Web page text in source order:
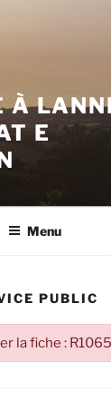
À
E
Menu
PUBLIC
la fiche :